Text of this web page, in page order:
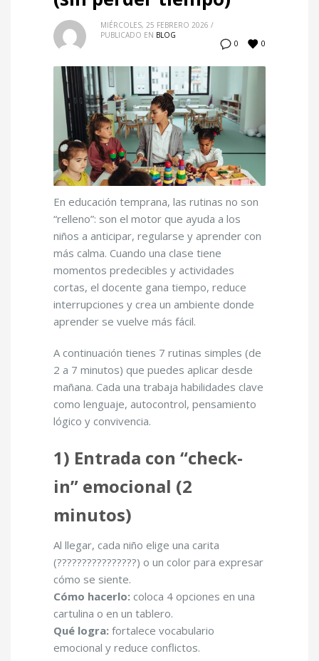
0 0
MIÉRCOLES, 25 FEBRERO 2026 /
PUBLICADO EN BLOG
En educación temprana, las rutinas no son
“relleno”: son el motor que ayuda a los
niños a anticipar, regularse y aprender con
más calma. Cuando una clase tiene
momentos predecibles y actividades
cortas, el docente gana tiempo, reduce
interrupciones y crea un ambiente donde
aprender se vuelve más fácil.
A continuación tienes 7 rutinas simples (de
2 a 7 minutos) que puedes aplicar desde
mañana. Cada una trabaja habilidades clave
como lenguaje, autocontrol, pensamiento
lógico y convivencia.
1) Entrada con “check-
in” emocional (2
minutos)
Al llegar, cada niño elige una carita
(????????????????) o un color para expresar
cómo se siente.
Cómo hacerlo: coloca 4 opciones en una
cartulina o en un tablero.
Qué logra: fortalece vocabulario
emocional y reduce conflictos.